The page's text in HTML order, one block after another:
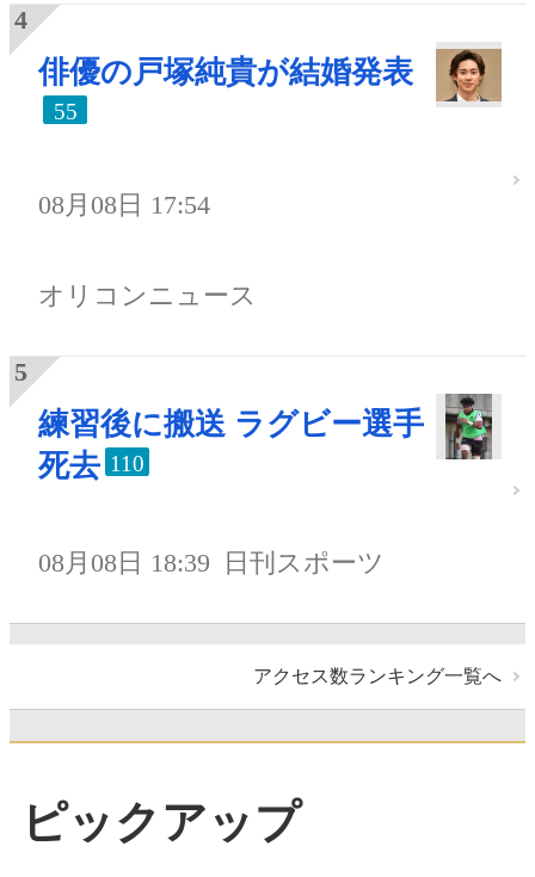
俳優の戸塚純貴が結婚発表
55
08月08日 17:54
オリコンニュース
練習後に搬送 ラグビー選手
死去 110
08月08日 18:39 日刊スポーツ
アクセス数ランキング一覧へ
ピックアップ